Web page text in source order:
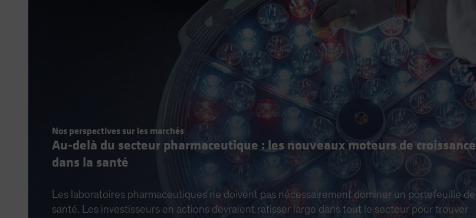
Nos perspectives sur les marchés
Au-delà du secteur pharmaceutique : les nouveaux moteurs de croissance
dans la santé
Les laboratoires pharmaceutiques ne doivent pas nécessairement dominer un portefeuille de
santé. Les investisseurs en actions devraient ratisser large dans tout le secteur pour trouver